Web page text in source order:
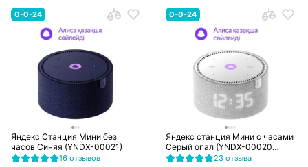
0-0-24
Яндекс Станция Мини без
часов Синяя (YNDX-00021)
16 отзывов
0-0-24
Яндекс станция Мини с часами
Серый опал (YNDX-00020
Gray)
23 отзыва